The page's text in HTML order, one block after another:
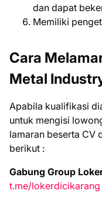
dan dapat
Memiliki
Cara
Metal
Aраbіlа kuаlіfіkаѕі
untuk mеngіѕі
lаmаrаn bеѕеrtа CV
bеrіkut :
Gabung Group
t.me/lokerdicikarang